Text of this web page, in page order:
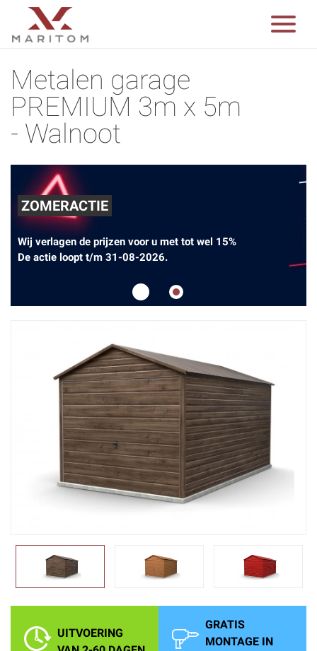
Metalen garage
PREMIUM 3m x 5m
- Walnoot
ZOMERACTIE
Wij verlagen de prijzen voor u met tot wel 15%
De actie loopt t/m 31-08-2026.
UITVOERING
GRATIS
MONTAGE IN